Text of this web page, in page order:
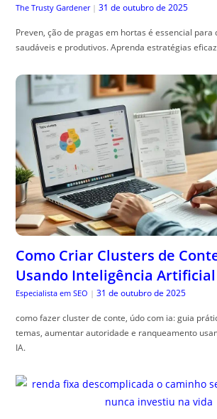
The Trusty Gardener | 31 de outubro de 2025
Preven, ção de pragas em hortas é essencial para
saudáveis e produtivos. Aprenda estratégias
Como Criar Clusters de
Usando Inteligência Artificial
Especialista em SEO | 31 de outubro de 2025
como fazer cluster de conte, údo com ia: guia
temas, aumentar autoridade e ranqueamento
IA.